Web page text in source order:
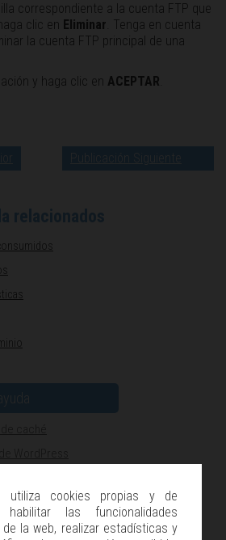
correspondiente a la cuenta FTP que
clic en Eliminar . Tenga en cuenta
la cuenta FTP principal de una
y haga clic en ACEPTAR
de WordPress
utiliza cookies propias y de
las funcionalidades
la web, realizar estadísticas y